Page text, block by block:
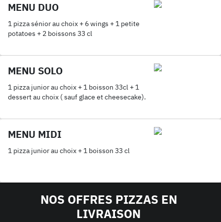
MENU DUO
1 pizza sénior au choix + 6 wings + 1 petite
potatoes + 2 boissons 33 cl
MENU SOLO
1 pizza junior au choix + 1 boisson 33cl + 1
dessert au choix ( sauf glace et cheesecake).
MENU MIDI
1 pizza junior au choix + 1 boisson 33 cl
NOS OFFRES PIZZAS EN
LIVRAISON